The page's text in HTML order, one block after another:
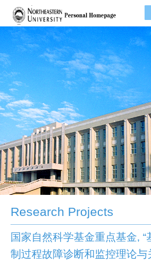
Research Projects
国家自然科学基金重点基金,
制过程故障诊断和监控理论与